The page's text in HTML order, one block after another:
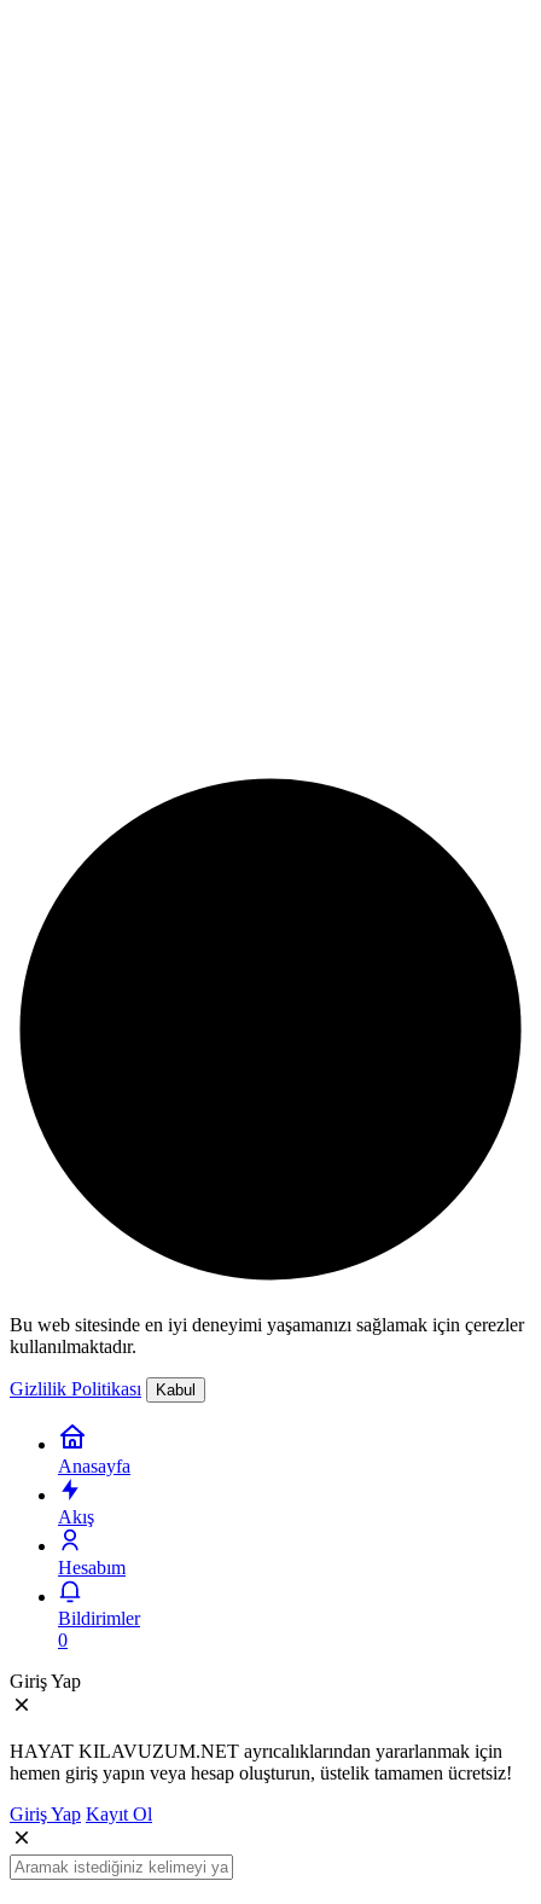
Bu web sitesinde en iyi deneyimi yaşamanızı sağlamak için çerezler
kullanılmaktadır.
Gizlilik Politikası Kabul
Anasayfa
Akış
Hesabım
Bildirimler
0
Giriş Yap
HAYAT KILAVUZUM.NET ayrıcalıklarından yararlanmak için
hemen giriş yapın veya hesap oluşturun, üstelik tamamen ücretsiz!
Giriş Yap Kayıt Ol